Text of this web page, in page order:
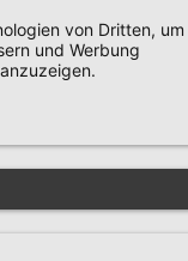
von Dritten, um
und Werbung